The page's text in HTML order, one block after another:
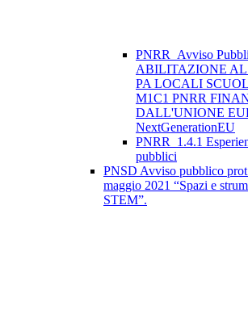
PNRR_Avviso
ABILITAZIONE AL
PA LOCALI
M1C1 PNRR
DALL'UNIONE
NextGenerationEU
PNRR_1.4.1
pubblici
PNSD Avviso pubblico
maggio 2021 “Spazi e
STEM”.